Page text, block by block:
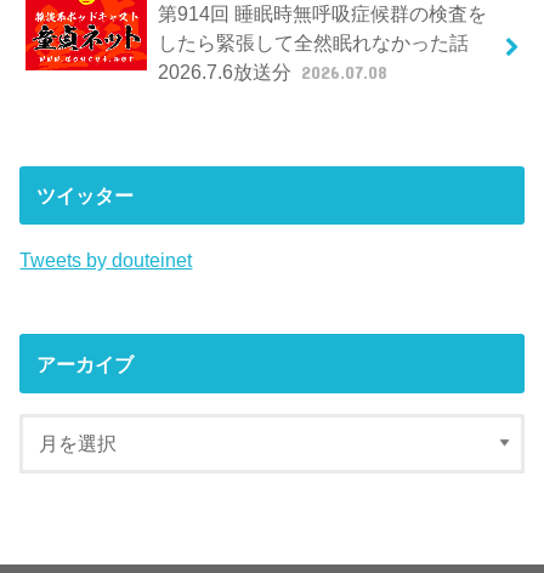
第914回 睡眠時無呼吸症候群の検査を
したら緊張して全然眠れなかった話
2026.7.6放送分 2026.07.08
ツイッター
Tweets by douteinet
アーカイブ